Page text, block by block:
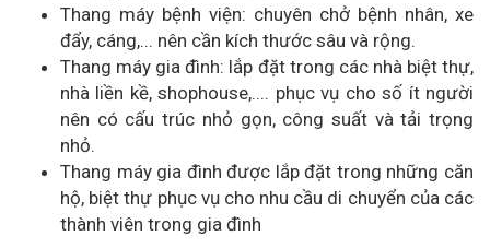
Thang máy bệnh viện: chuyên chở bệnh nhân, xe
đẩy, cáng,... nên cần kích thước sâu và rộng.
Thang máy gia đình: lắp đặt trong các nhà biệt thự,
nhà liền kề, shophouse,.... phục vụ cho số ít người
nên có cấu trúc nhỏ gọn, công suất và tải trọng
nhỏ.
Thang máy gia đình được lắp đặt trong những căn
hộ, biệt thự phục vụ cho nhu cầu di chuyển của các
thành viên trong gia đình